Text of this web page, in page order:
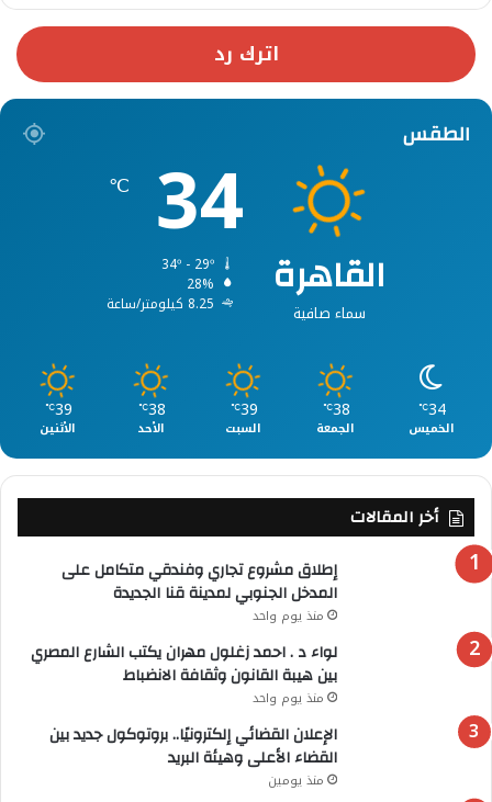
اترك رد
الطقس
القاهرة
سماء صافية
34
℃
28%
8.25 كيلومتر/ساعة
34
℃
الخميس
38
℃
الجمعة
39
℃
السبت
38
℃
الأحد
39
℃
الأثنين
أخر المقالات
إطلاق مشروع تجاري وفندقي متكامل على
المدخل الجنوبي لمدينة قنا الجديدة
منذ يوم واحد
لواء د . احمد زغلول مهران يكتب الشارع المصري
بين هيبة القانون وثقافة الانضباط
منذ يوم واحد
الإعلان القضائي إلكترونيًا.. بروتوكول جديد بين
القضاء الأعلى وهيئة البريد
منذ يومين